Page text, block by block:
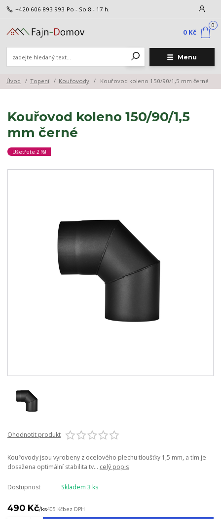
Menu
+420 606 893 993 Po - So 8 - 17 h.
0
0 Kč
Úvod Topení Kouřovody Kouřovod koleno 150/90/1,5 mm černé
Kouřovod koleno 150/90/1,5
mm černé
Ušetřete 2 %!
Ohodnotit produkt
Kouřovody jsou vyrobeny z ocelového plechu tloušťky 1,5 mm, a tím je
dosažena optimální stabilita tv... celý popis
Dostupnost Skladem 3 ks
490 Kč/ks405 Kčbez DPH